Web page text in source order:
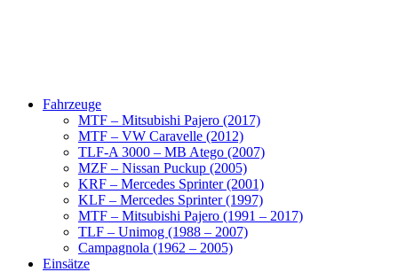
Fahrzeuge
MTF – Mitsubishi Pajero (2017)
MTF – VW Caravelle (2012)
TLF-A 3000 – MB Atego (2007)
MZF – Nissan Puckup (2005)
KRF – Mercedes Sprinter (2001)
KLF – Mercedes Sprinter (1997)
MTF – Mitsubishi Pajero (1991 – 2017)
TLF – Unimog (1988 – 2007)
Campagnola (1962 – 2005)
Einsätze